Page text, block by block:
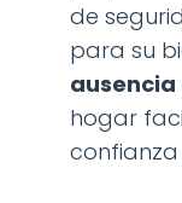
de
para su
hogar